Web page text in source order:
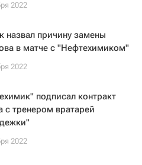
2022
назвал причину замены
в матче с "Нефтехимиком"
2022
подписал контракт
с тренером вратарей
2022